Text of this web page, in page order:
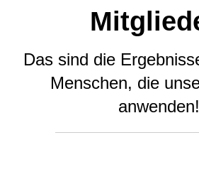
Das sind die
Menschen, die
anwenden!